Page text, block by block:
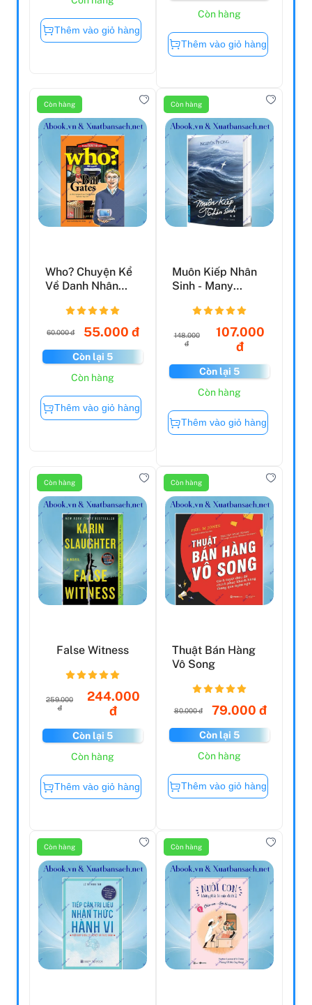
Thêm vào giỏ hàng
Còn hàng
Thêm vào giỏ hàng
Còn hàng
Who? Chuyện Kể
Về Danh Nhân
Gates ...
60.000 đ 55.000 đ
Còn lại 5
Còn hàng
Thêm vào giỏ hàng
Còn hàng
Muôn Kiếp Nhân
Sinh - Many
- Tập...
148.000
đ
107.000
đ
Còn lại 5
Còn hàng
Thêm vào giỏ hàng
Còn hàng
False Witness
259.000
đ
244.000
đ
Còn lại 5
Còn hàng
Thêm vào giỏ hàng
Còn hàng
Thuật Bán Hàng
Vô Song
80.000 đ 79.000 đ
Còn lại 5
Còn hàng
Thêm vào giỏ hàng
Còn hàng Còn hàng